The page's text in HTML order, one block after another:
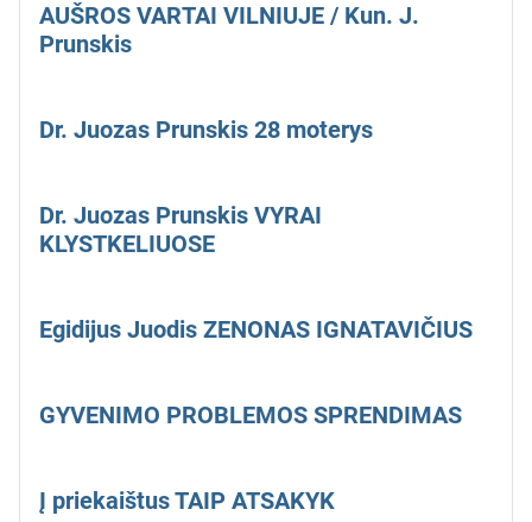
AUŠROS VARTAI VILNIUJE / Kun. J.
Prunskis
Dr. Juozas Prunskis 28 moterys
Dr. Juozas Prunskis VYRAI
KLYSTKELIUOSE
Egidijus Juodis ZENONAS IGNATAVIČIUS
GYVENIMO PROBLEMOS SPRENDIMAS
Į priekaištus TAIP ATSAKYK